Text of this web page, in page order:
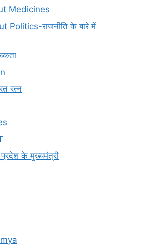
Medicines
Politics-राजनीति के बारे में
रत्न
के मुख्यमंत्री